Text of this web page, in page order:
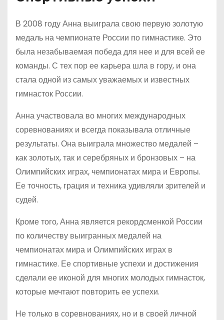
В 2008 году Анна выиграла свою первую золотую
медаль на чемпионате России по гимнастике. Это
была незабываемая победа для нее и для всей ее
команды. С тех пор ее карьера шла в гору, и она
стала одной из самых уважаемых и известных
гимнасток России.
Анна участвовала во многих международных
соревнованиях и всегда показывала отличные
результаты. Она выиграла множество медалей –
как золотых, так и серебряных и бронзовых – на
Олимпийских играх, чемпионатах мира и Европы.
Ее точность, грация и техника удивляли зрителей и
судей.
Кроме того, Анна является рекордсменкой России
по количеству выигранных медалей на
чемпионатах мира и Олимпийских играх в
гимнастике. Ее спортивные успехи и достижения
сделали ее иконой для многих молодых гимнасток,
которые мечтают повторить ее успехи.
Не только в соревнованиях, но и в своей личной